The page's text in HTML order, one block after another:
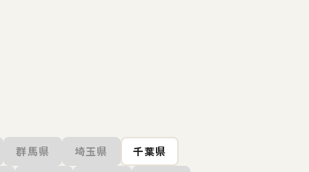
群馬県 埼玉県
千葉県